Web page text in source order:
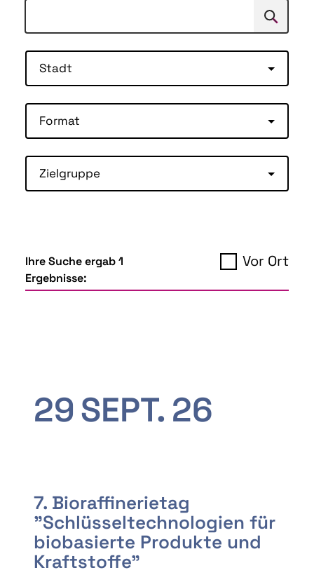
Suchen
Stadt
Format
Zielgruppe
Ihre Suche ergab 1
Ergebnisse:
Vor Ort
29SEPT. 26
7. Bioraffinerietag
"Schlüsseltechnologien für
biobasierte Produkte und
Kraftstoffe"